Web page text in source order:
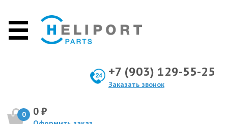
+7 (903) 129-55-25
Заказать звонок
0 0 ₽